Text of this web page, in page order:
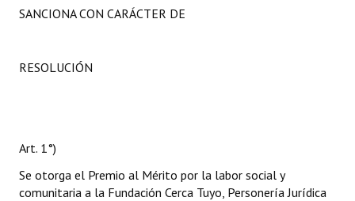
SANCIONA CON CARÁCTER DE
RESOLUCIÓN
Art. 1°)
Se otorga el Premio al Mérito por la labor social y
comunitaria a la Fundación Cerca Tuyo, Personería Jurídica